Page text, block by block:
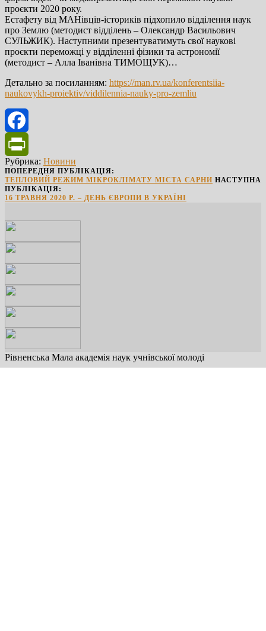
проєкти 2020 року.
Естафету від МАНівців-істориків підхопило відділення наук
про Землю (методист відділень – Олександр Васильович
СУЛЬЖИК). Наступними презентуватимуть свої наукові
проєкти переможці у відділенні фізики та астрономії
(методист – Алла Іванівна ТИМОЩУК)…
Детально за посиланням: https://man.rv.ua/konferentsiia-
naukovykh-proiektiv/viddilennia-nauky-pro-zemliu
Facebook
PrintFriendly
Рубрика: Новини
ПОПЕРЕДНЯ ПУБЛІКАЦІЯ:
ТЕПЛОВИЙ РЕЖИМ МІКРОКЛІМАТУ МІСТА САРНИ НАСТУПНА
ПУБЛІКАЦІЯ:
16 ТРАВНЯ 2020 Р. – ДЕНЬ ЄВРОПИ В УКРАЇНІ
Рівненська Мала академія наук учнівської молоді